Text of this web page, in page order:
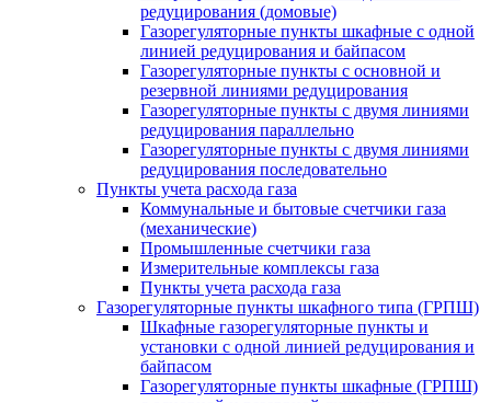
редуцирования (домовые)
Газорегуляторные пункты шкафные с одной
линией редуцирования и байпасом
Газорегуляторные пункты с основной и
резервной линиями редуцирования
Газорегуляторные пункты с двумя линиями
редуцирования параллельно
Газорегуляторные пункты с двумя линиями
редуцирования последовательно
Пункты учета расхода газа
Коммунальные и бытовые счетчики газа
(механические)
Промышленные счетчики газа
Измерительные комплексы газа
Пункты учета расхода газа
Газорегуляторные пункты шкафного типа (ГРПШ)
Шкафные газорегуляторные пункты и
установки c одной линией редуцирования и
байпасом
Газорегуляторные пункты шкафные (ГРПШ)